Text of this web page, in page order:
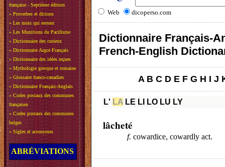
française - Septième édition
» Proverbes et dictons
» Les mots qui restent
» Les Munitions du Pacifisme
» Dictionnaire des curieux
» Dictionnaire Argot-Français
» Dictionnaire des idées reçues
» Mythologie grecque et romaine
» Glossaire franco-canadien
» Dictionnaire Français-Anglais
» Codes postaux des communes
françaises
» Codes postaux des communes
belges
» Sigles et acronymes
ABRÉVIATIONS
Web dicoperso.com
Dictionnaire Français-
French-English
A B C D E F G H I J
L' LA LE LI LO LU LY
lâcheté
f. cowardice, cowardly act.